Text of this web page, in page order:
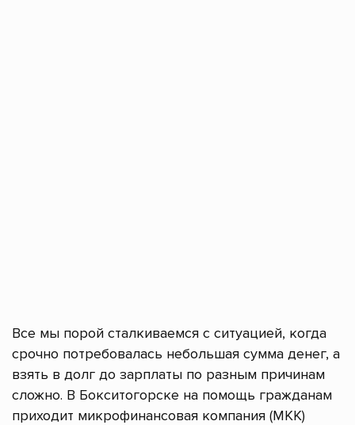
Все мы порой сталкиваемся с ситуацией, когда
срочно потребовалась небольшая сумма денег, а
взять в долг до зарплаты по разным причинам
сложно. В Бокситогорске на помощь гражданам
приходит микрофинансовая компания (МКК)